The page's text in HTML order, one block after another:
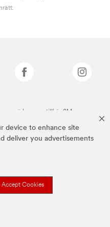
device to enhance site
deliver you advertisements
Accept Cookies
som tillhör 3M.